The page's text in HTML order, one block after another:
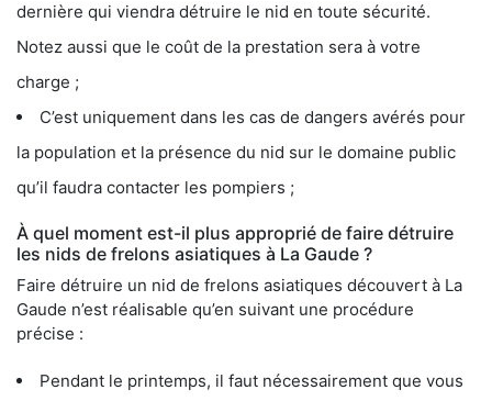
dernière qui viendra détruire le nid en toute sécurité.
Notez aussi que le coût de la prestation sera à votre
charge ;
C’est uniquement dans les cas de dangers avérés pour
la population et la présence du nid sur le domaine public
qu’il faudra contacter les pompiers ;
À quel moment est-il plus approprié de faire détruire
les nids de frelons asiatiques à La Gaude ?
Faire détruire un nid de frelons asiatiques découvert à La
Gaude n’est réalisable qu’en suivant une procédure
précise :
Pendant le printemps, il faut nécessairement que vous